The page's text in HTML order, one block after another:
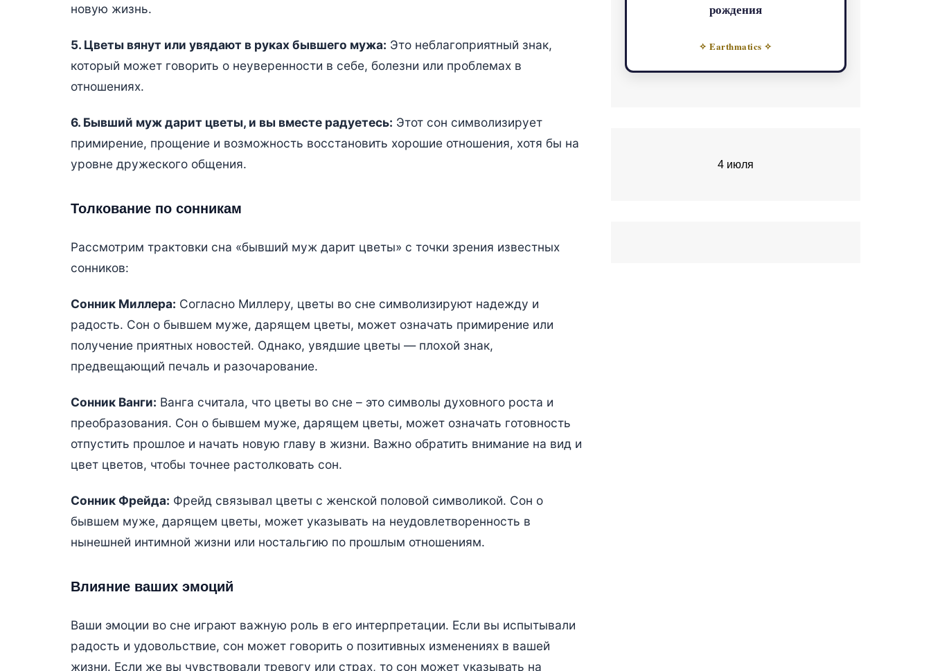
новую жизнь.
5. Цветы вянут или увядают в руках бывшего мужа: Это неблагоприятный знак,
который может говорить о неуверенности в себе, болезни или проблемах в
отношениях.
6. Бывший муж дарит цветы, и вы вместе радуетесь: Этот сон символизирует
примирение, прощение и возможность восстановить хорошие отношения, хотя бы на
уровне дружеского общения.
Толкование по сонникам
Рассмотрим трактовки сна «бывший муж дарит цветы» с точки зрения известных
сонников:
Сонник Миллера: Согласно Миллеру, цветы во сне символизируют надежду и
радость. Сон о бывшем муже, дарящем цветы, может означать примирение или
получение приятных новостей. Однако, увядшие цветы — плохой знак,
предвещающий печаль и разочарование.
Сонник Ванги: Ванга считала, что цветы во сне – это символы духовного роста и
преобразования. Сон о бывшем муже, дарящем цветы, может означать готовность
отпустить прошлое и начать новую главу в жизни. Важно обратить внимание на вид и
цвет цветов, чтобы точнее растолковать сон.
Сонник Фрейда: Фрейд связывал цветы с женской половой символикой. Сон о
бывшем муже, дарящем цветы, может указывать на неудовлетворенность в
нынешней интимной жизни или ностальгию по прошлым отношениям.
Влияние ваших эмоций
Ваши эмоции во сне играют важную роль в его интерпретации. Если вы испытывали
радость и удовольствие, сон может говорить о позитивных изменениях в вашей
жизни. Если же вы чувствовали тревогу или страх, то сон может указывать на
рождения
✧ Earthmatics ✧
4 июля